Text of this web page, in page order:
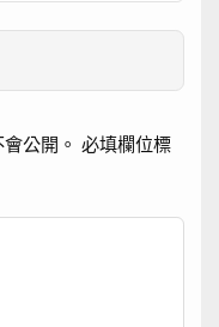
公開。 必填欄位標